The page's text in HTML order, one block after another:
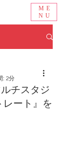
ME
NU
チスタジ
ート』を
: 2分